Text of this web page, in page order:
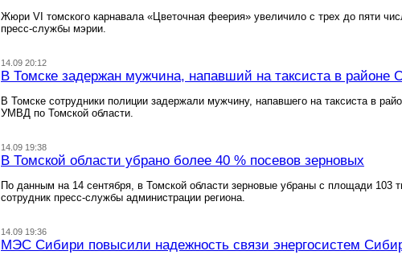
Жюри VI томского карнавала «Цветочная феерия» увеличило с трех до пяти
пресс-службы мэрии.
14.09 20:12
В Томске задержан мужчина, напавший на таксиста в районе
В Томске сотрудники полиции задержали мужчину, напавшего на таксиста в
УМВД по Томской области.
14.09 19:38
В Томской области убрано более 40 % посевов зерновых
По данным на 14 сентября, в Томской области зерновые убраны с площади 103
сотрудник пресс-службы администрации региона.
14.09 19:36
МЭС Сибири повысили надежность связи энергосистем